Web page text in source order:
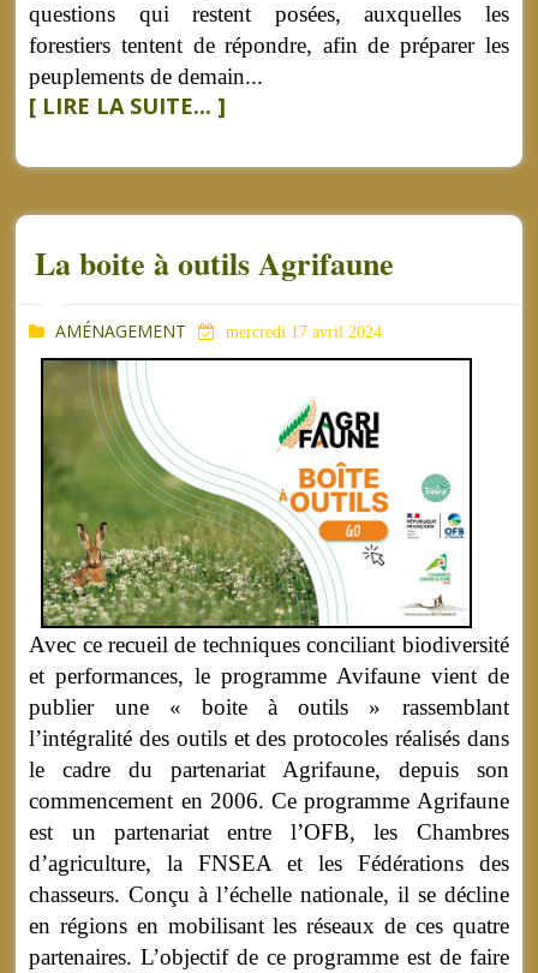
questions qui restent posées, auxquelles les
forestiers tentent de répondre, afin de préparer les
peuplements de demain...
[ LIRE LA SUITE... ]
La boite à outils Agrifaune
AMÉNAGEMENT mercredi 17 avril 2024
Avec ce recueil de techniques conciliant biodiversité
et performances, le programme Avifaune vient de
publier une « boite à outils » rassemblant
l’intégralité des outils et des protocoles réalisés dans
le cadre du partenariat Agrifaune, depuis son
commencement en 2006. Ce programme Agrifaune
est un partenariat entre l’OFB, les Chambres
d’agriculture, la FNSEA et les Fédérations des
chasseurs. Conçu à l’échelle nationale, il se décline
en régions en mobilisant les réseaux de ces quatre
partenaires. L’objectif de ce programme est de faire